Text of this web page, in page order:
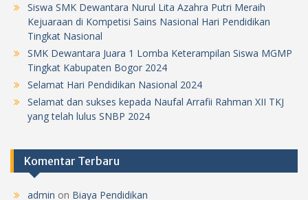
Siswa SMK Dewantara Nurul Lita Azahra Putri Meraih
Kejuaraan di Kompetisi Sains Nasional Hari Pendidikan
Tingkat Nasional
SMK Dewantara Juara 1 Lomba Keterampilan Siswa MGMP
Tingkat Kabupaten Bogor 2024
Selamat Hari Pendidikan Nasional 2024
Selamat dan sukses kepada Naufal Arrafii Rahman XII TKJ
yang telah lulus SNBP 2024
Komentar Terbaru
admin on Biaya Pendidikan